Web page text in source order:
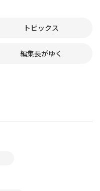
トピックス
編集長がゆく